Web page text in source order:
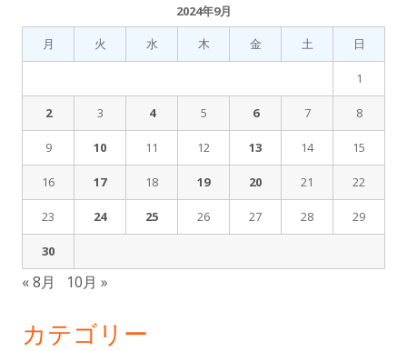
2024年9月
月
火 水 木 金 土 日
1
2 3 4 5 6 7 8
9 10 11 12 13 14 15
16 17 18 19 20 21 22
23 24 25 26 27 28 29
30
« 8月 10月 »
カテゴリー